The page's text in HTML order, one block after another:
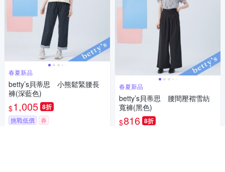
春夏新品
betty’s貝蒂思 小熊鬆緊腰長
褲(深藍色)
$1,005 8折
挑戰低價 券
春夏新品
betty’s貝蒂思 腰間壓褶雪紡
寬褲(黑色)
$816 8折